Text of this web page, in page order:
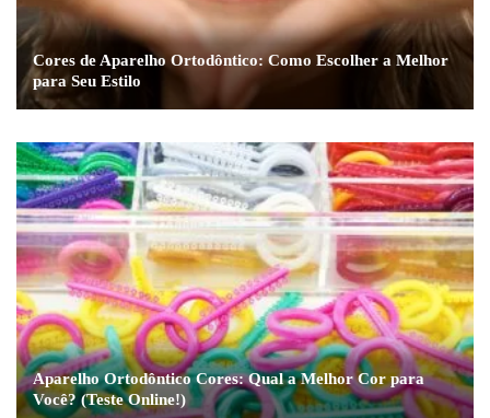
Cores de Aparelho Ortodôntico: Como Escolher a Melhor
para Seu Estilo
Aparelho Ortodôntico Cores: Qual a Melhor Cor para
Você? (Teste Online!)